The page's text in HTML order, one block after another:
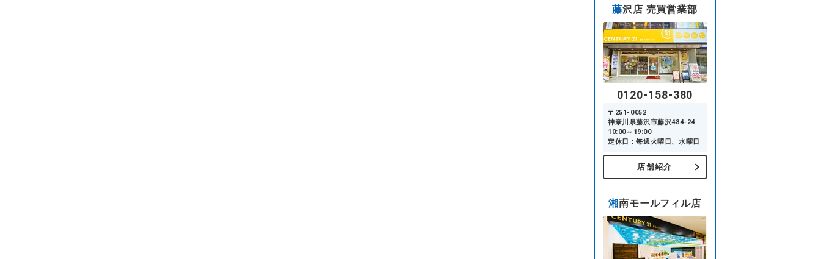
藤沢店 売買営業部
0120-158-380
〒251-0052
神奈川県藤沢市藤沢484-24
10:00～19:00
定休日：毎週火曜日、水曜日
店舗紹介
湘南モールフィル店